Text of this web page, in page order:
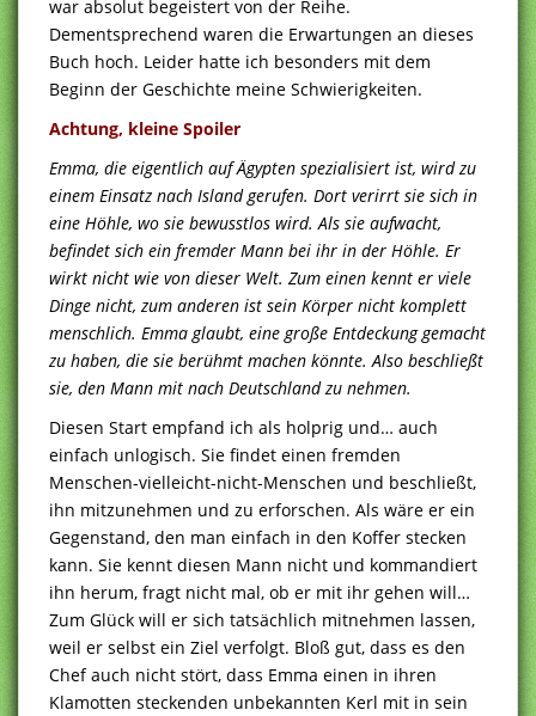
war absolut begeistert von der Reihe.
Dementsprechend waren die Erwartungen an dieses
Buch hoch. Leider hatte ich besonders mit dem
Beginn der Geschichte meine Schwierigkeiten.
Achtung, kleine Spoiler
Emma, die eigentlich auf Ägypten spezialisiert ist, wird zu
einem Einsatz nach Island gerufen. Dort verirrt sie sich in
eine Höhle, wo sie bewusstlos wird. Als sie aufwacht,
befindet sich ein fremder Mann bei ihr in der Höhle. Er
wirkt nicht wie von dieser Welt. Zum einen kennt er viele
Dinge nicht, zum anderen ist sein Körper nicht komplett
menschlich. Emma glaubt, eine große Entdeckung gemacht
zu haben, die sie berühmt machen könnte. Also beschließt
sie, den Mann mit nach Deutschland zu nehmen.
Diesen Start empfand ich als holprig und… auch
einfach unlogisch. Sie findet einen fremden
Menschen-vielleicht-nicht-Menschen und beschließt,
ihn mitzunehmen und zu erforschen. Als wäre er ein
Gegenstand, den man einfach in den Koffer stecken
kann. Sie kennt diesen Mann nicht und kommandiert
ihn herum, fragt nicht mal, ob er mit ihr gehen will…
Zum Glück will er sich tatsächlich mitnehmen lassen,
weil er selbst ein Ziel verfolgt. Bloß gut, dass es den
Chef auch nicht stört, dass Emma einen in ihren
Klamotten steckenden unbekannten Kerl mit in sein